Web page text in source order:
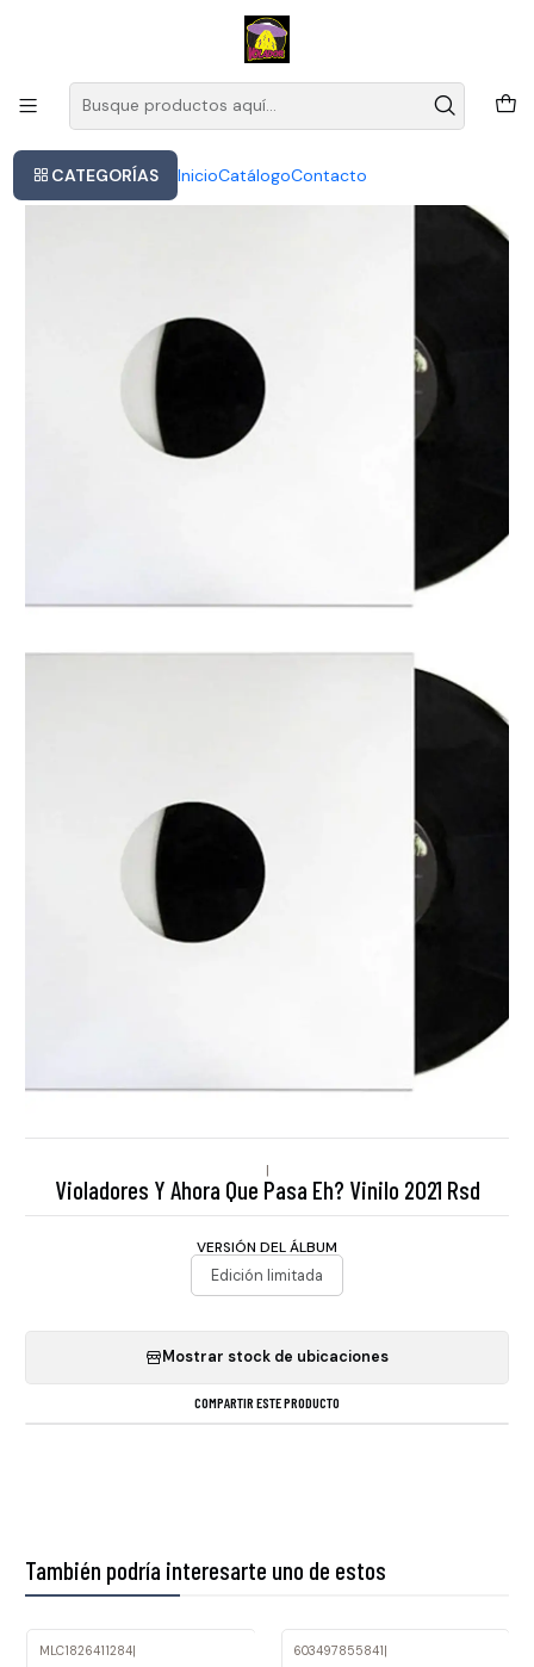
CATEGORÍAS InicioCatálogoContacto
Este es el texto del slide
|
Violadores Y Ahora Que Pasa Eh? Vinilo 2021 Rsd
VERSIÓN DEL ÁLBUM
Edición limitada
Mostrar stock de ubicaciones
COMPARTIR ESTE PRODUCTO
También podría interesarte uno de estos
MLC1826411284| 603497855841|